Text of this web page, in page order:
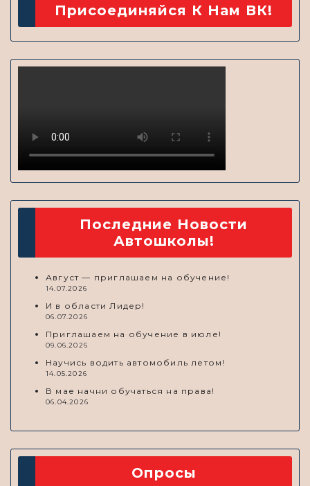
Присоединяйся К Нам ВК!
Последние Новости
Автошколы!
Август — приглашаем на обучение!
14.07.2026
И в области Лидер!
06.07.2026
Приглашаем на обучение в июле!
09.06.2026
Научись водить автомобиль летом!
14.05.2026
В мае начни обучаться на права!
06.04.2026
Опросы